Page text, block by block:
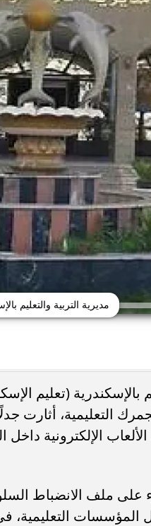
مديرية التربية والتعليم
بالإسكندرية (تعليم
التعليمية، أثارت
الألعاب الإلكترونية
على ملف الانضباط
المؤسسات
العالي تطلق سلسلة
طلاب الثانوية العامة بكليات